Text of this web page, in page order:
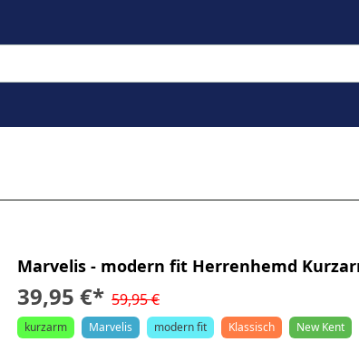
Marvelis - modern fit Herrenhemd
39,95 €* 59,95 €
kurzarm Marvelis modern fit Klassisch New Kent